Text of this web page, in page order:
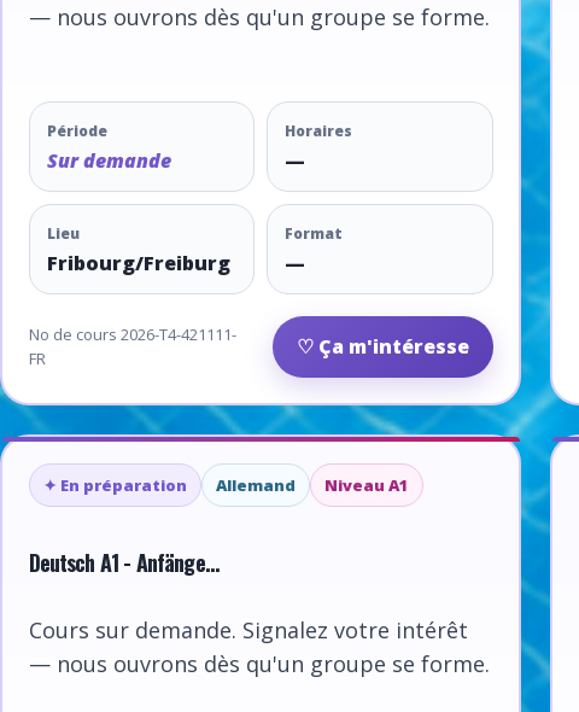
— nous ouvrons dès qu'un groupe se forme.
Période
Sur demande
Horaires
—
Lieu
Fribourg/Freiburg
Format
—
No de cours 2026-T4-421111-
FR
♡ Ça m'intéresse
✦ En préparation Allemand Niveau A1
Deutsch A1 - Anfänge...
Cours sur demande. Signalez votre intérêt
— nous ouvrons dès qu'un groupe se forme.